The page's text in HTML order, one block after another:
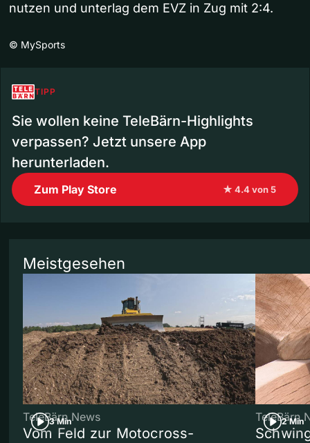
nutzen und unterlag dem EVZ in Zug mit 2:4.
© MySports
TIPP
Sie wollen keine TeleBärn-Highlights
verpassen? Jetzt unsere App
herunterladen.
Zum Play Store ★ 4.4 von 5
Meistgesehen
3 Min
TeleBärn News
Vom Feld zur Motocross-
2 Min
TeleBärn